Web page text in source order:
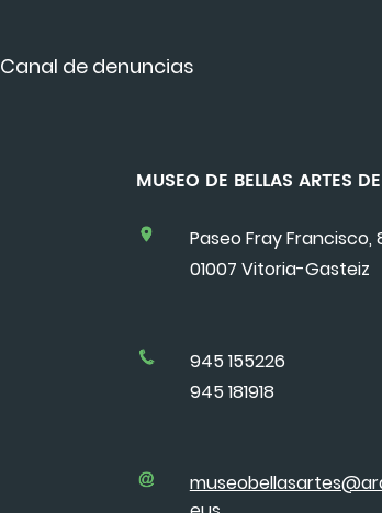
Canal de denuncias
MUSEO DE BELLAS ARTES
Paseo Fray Francisco,
01007 Vitoria-Gasteiz
945 155226
945 181918